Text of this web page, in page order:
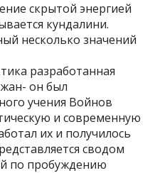
скрытой энергией
кундалини.
несколько значений
разработанная
он был
учения Войнов
и современную
их и получилось
сводом
по пробуждению